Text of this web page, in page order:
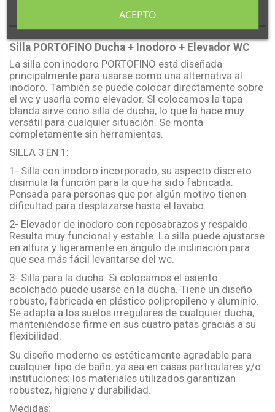
Silla PORTOFINO Ducha + Inodoro + Elevador WC
La silla con inodoro PORTOFINO está diseñada
principalmente para usarse como una alternativa al
inodoro. También se puede colocar directamente sobre
el wc y usarla como elevador. SI colocamos la tapa
blanda sirve cono silla de ducha, lo que la hace muy
versátil para cualquier situación. Se monta
completamente sin herramientas.
SILLA 3 EN 1:
1- Silla con inodoro incorporado, su aspecto discreto
disimula la función para la que ha sido fabricada.
Pensada para personas que por algún motivo tienen
dificultad para desplazarse hasta el lavabo.
2- Elevador de inodoro con reposabrazos y respaldo.
Resulta muy funcional y estable. La silla puede ajustarse
en altura y ligeramente en ángulo de inclinación para
que sea más fácil levantarse del wc.
3- Silla para la ducha. Si colocamos el asiento
acolchado puede usarse en la ducha. Tiene un diseño
robusto, fabricada en plástico polipropileno y aluminio.
Se adapta a los suelos irregulares de cualquier ducha,
manteniéndose firme en sus cuatro patas gracias a su
flexibilidad.
Su diseño moderno es estéticamente agradable para
cualquier tipo de baño, ya sea en casas particulares y/o
instituciones: los materiales utilizados garantizan
robustez, higiene y durabilidad.
Medidas:
ACEPTO